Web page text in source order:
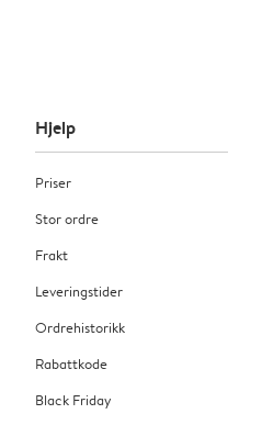
Hjelp
Priser
Stor ordre
Frakt
Leveringstider
Ordrehistorikk
Rabattkode
Black Friday